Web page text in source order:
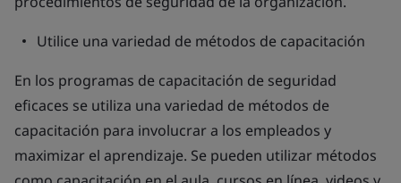
Utilice una variedad de métodos de capacitación
En los programas de capacitación de seguridad
eficaces se utiliza una variedad de métodos de
capacitación para involucrar a los empleados y
maximizar el aprendizaje. Se pueden utilizar métodos